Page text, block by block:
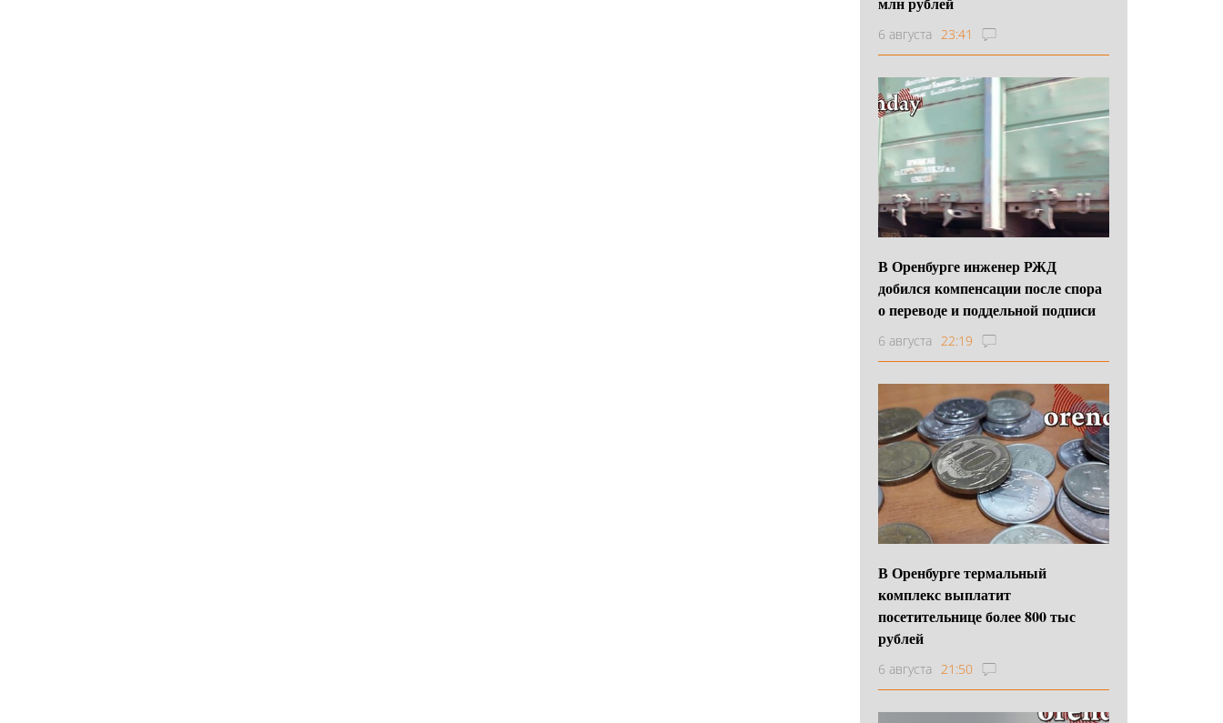
6 августа 23:41
В Оренбурге инженер РЖД
добился компенсации после спора
о переводе и поддельной подписи
6 августа 22:19
В Оренбурге термальный
комплекс выплатит
посетительнице более 800 тыс
рублей
6 августа 21:50